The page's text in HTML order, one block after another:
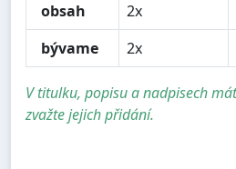
obsah
2x
bývame
2x
V titulku, popisu a nadpisech
zvažte jejich přidání.